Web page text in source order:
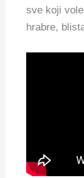
sve koji
hrabre,